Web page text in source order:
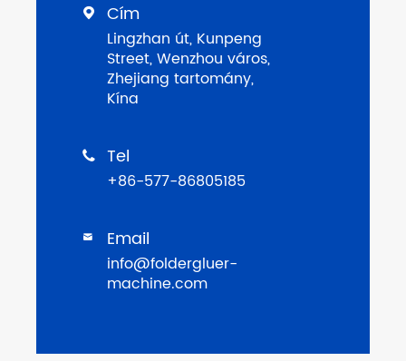
 Cím
Lingzhan út, Kunpeng
Street, Wenzhou város,
Zhejiang tartomány,
Kína
 Tel
+86-577-86805185
 Email
info@foldergluer-
machine.com